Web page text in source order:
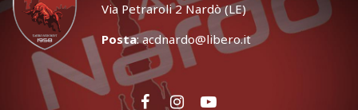
Via Petraroli 2 Nardò (LE)
Posta:acdnardo@libero.it